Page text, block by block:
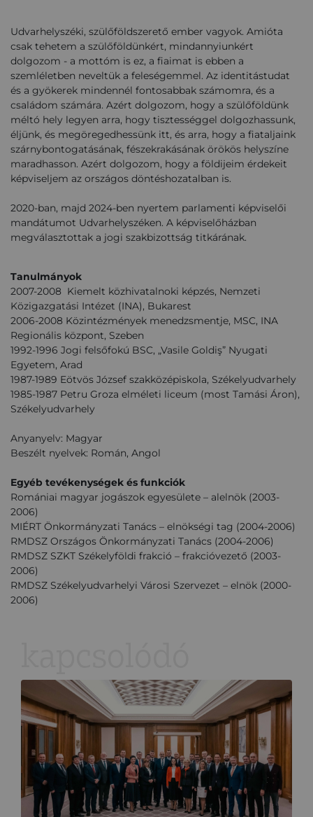
Udvarhelyszéki, szülőföldszerető ember vagyok. Amióta
csak tehetem a szülőföldünkért, mindannyiunkért
dolgozom - a mottóm is ez, a fiaimat is ebben a
szemléletben neveltük a feleségemmel. Az identitástudat
és a gyökerek mindennél fontosabbak számomra, és a
családom számára. Azért dolgozom, hogy a szülőföldünk
méltó hely legyen arra, hogy tisztességgel dolgozhassunk,
éljünk, és megöregedhessünk itt, és arra, hogy a fiataljaink
szárnybontogatásának, fészekrakásának örökös helyszíne
maradhasson. Azért dolgozom, hogy a földijeim érdekeit
képviseljem az országos döntéshozatalban is.
2020-ban, majd 2024-ben nyertem parlamenti képviselői
mandátumot Udvarhelyszéken. A képviselőházban
megválasztottak a jogi szakbizottság titkárának.
Tanulmányok
2007-2008 Kiemelt közhivatalnoki képzés, Nemzeti
Közigazgatási Intézet (INA), Bukarest
2006-2008 Közintézmények menedzsmentje, MSC, INA
Regionális központ, Szeben
1992-1996 Jogi felsőfokú BSC, „Vasile Goldiş” Nyugati
Egyetem, Arad
1987-1989 Eötvös József szakközépiskola, Székelyudvarhely
1985-1987 Petru Groza elméleti liceum (most Tamási Áron),
Székelyudvarhely
Anyanyelv: Magyar
Beszélt nyelvek: Román, Angol
Egyéb tevékenységek és funkciók
Romániai magyar jogászok egyesülete – alelnök (2003-
2006)
MIÉRT Önkormányzati Tanács – elnökségi tag (2004-2006)
RMDSZ Országos Önkormányzati Tanács (2004-2006)
RMDSZ SZKT Székelyföldi frakció – frakcióvezető (2003-
2006)
RMDSZ Székelyudvarhelyi Városi Szervezet – elnök (2000-
2006)